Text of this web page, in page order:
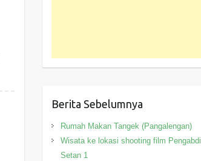
Berita Sebelumnya
Rumah Makan Tangek (Pangalengan)
Wisata ke lokasi shooting film Pengabdi
Setan 1